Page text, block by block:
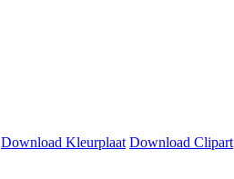
Download Kleurplaat Download Clipart